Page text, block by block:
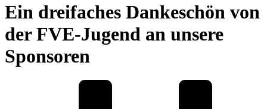
Ein dreifaches Dankeschön von
der FVE-Jugend an unsere
Sponsoren